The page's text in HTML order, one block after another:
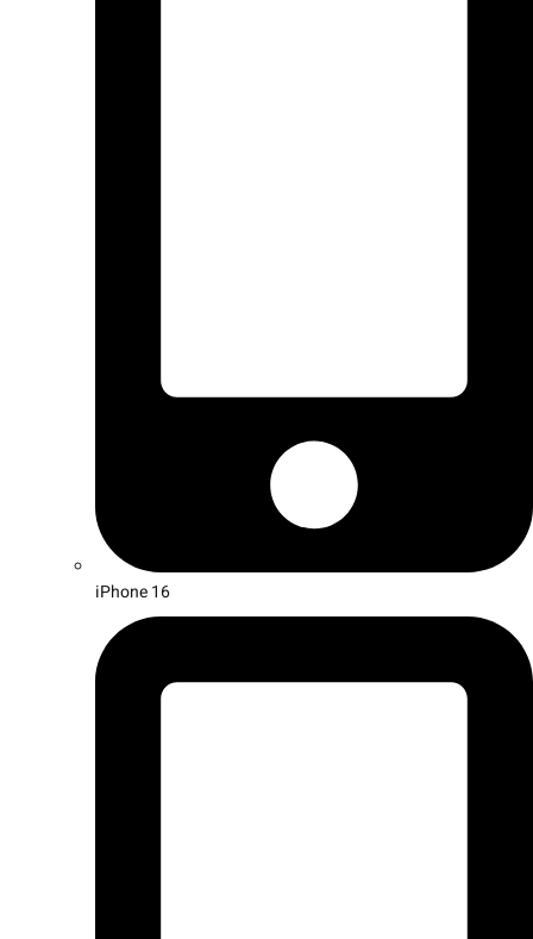
iPhone 16